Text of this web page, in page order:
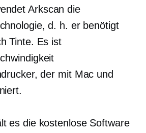
Arkscan die
d. h. er benötigt
Tinte. Es ist
der mit Mac und
es die kostenlose Software